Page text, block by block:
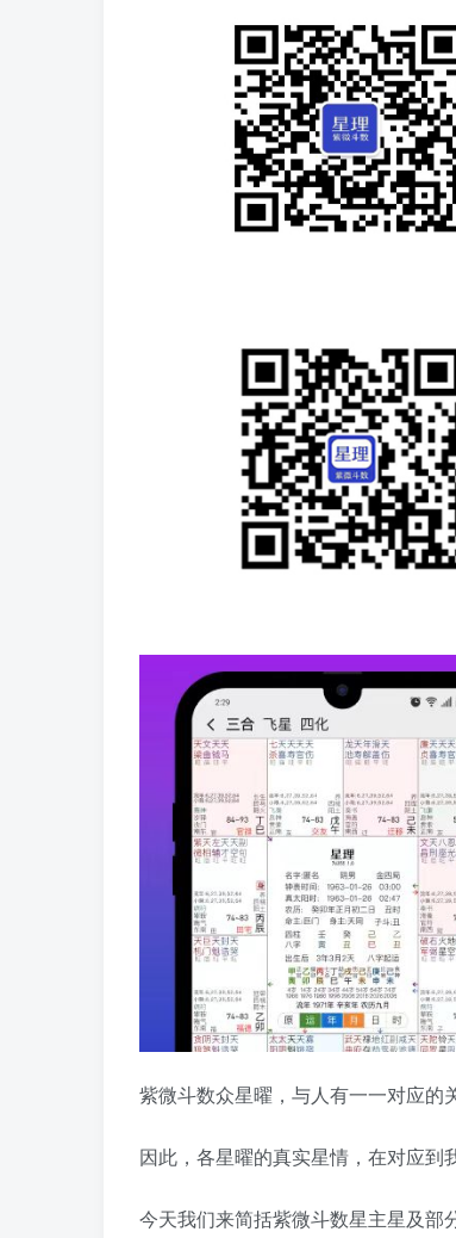
紫微斗数众星曜，与人有一一对应的
因此，各星曜的真实星情，在对应到
今天我们来简括紫微斗数星主星及部